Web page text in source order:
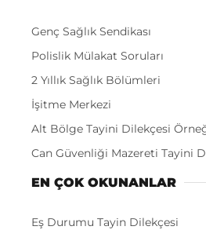
Genç Sağlık Sendikası
Polislik Mülakat Soruları
2 Yıllık Sağlık Bölümleri
İşitme Merkezi
Alt Bölge Tayini Dilekçesi
Can Güvenliği Mazereti Tayini
EN ÇOK OKUNANLAR
Eş Durumu Tayin Dilekçesi